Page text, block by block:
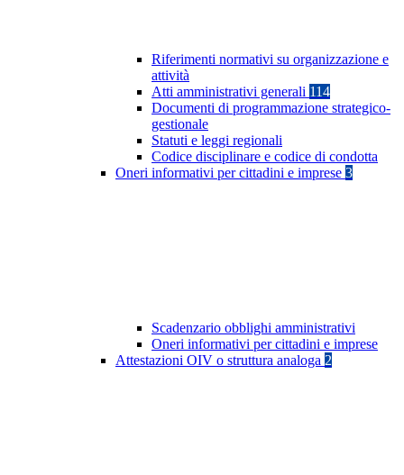
Riferimenti normativi su organizzazione e
attività
Atti amministrativi generali 114
Documenti di programmazione strategico-
gestionale
Statuti e leggi regionali
Codice disciplinare e codice di condotta
Oneri informativi per cittadini e imprese 3
Scadenzario obblighi amministrativi
Oneri informativi per cittadini e imprese
Attestazioni OIV o struttura analoga 2